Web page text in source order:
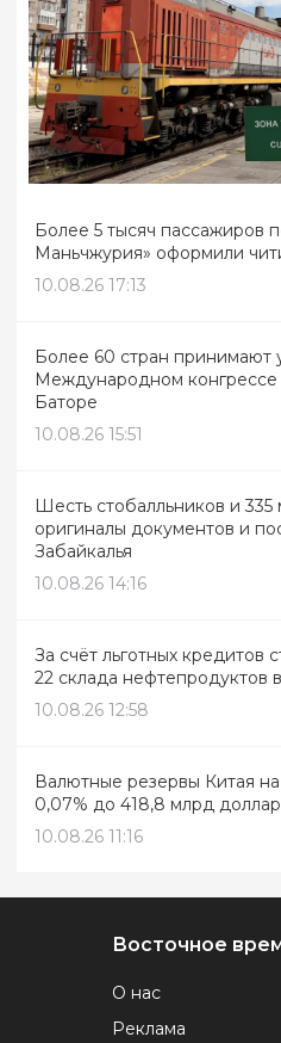
Более 5 тысяч пассажиров
Маньчжурия» оформили
10.08.26 17:13
Более 60 стран принимают
Международном конгрессе
Баторе
10.08.26 15:51
Шесть стобалльников и
оригиналы документов и
Забайкалья
10.08.26 14:16
За счёт льготных кредитов
22 склада нефтепродуктов
10.08.26 12:58
Валютные резервы Китая
0,07% до 418,8 млрд
10.08.26 11:16
Восточное
О нас
Реклама